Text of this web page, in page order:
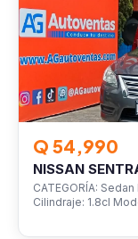
Q 54,990
NISSAN
CATEGORÍA:
Cilindraje: 1.8cl